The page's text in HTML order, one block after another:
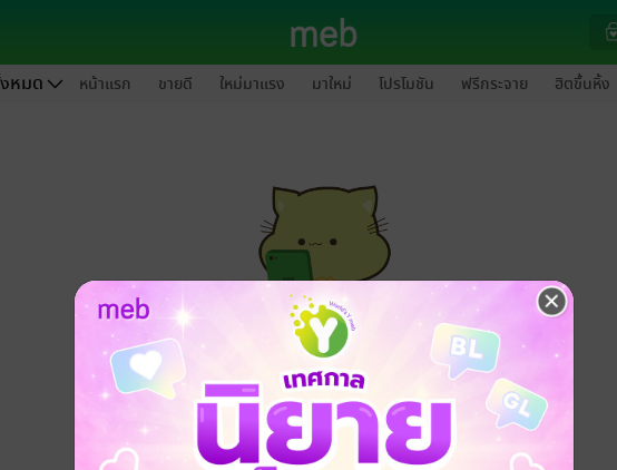
หมด หน้าแรก ขายดี ใหม่มาแรง มาใหม่ โปรโมชัน ฟรีกระจาย ฮิตขึ้นหิ้ง
กรุณาเข้าสู่ระบบก่อนดำเนินรายการด้วยค่ะ
ล็อกอินเข้าระบบ